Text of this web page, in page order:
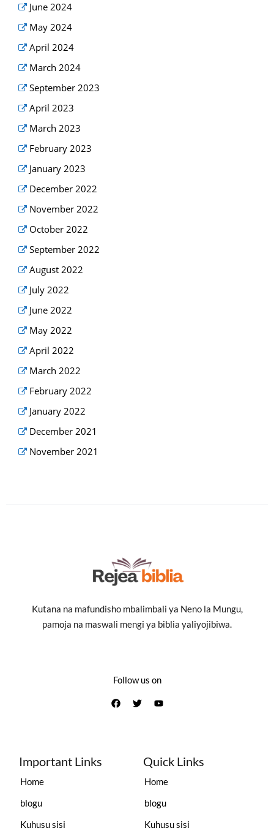
June 2024
May 2024
April 2024
March 2024
September 2023
April 2023
March 2023
February 2023
January 2023
December 2022
November 2022
October 2022
September 2022
August 2022
July 2022
June 2022
May 2022
April 2022
March 2022
February 2022
January 2022
December 2021
November 2021
Kutana na mafundisho mbalimbali ya Neno la Mungu,
pamoja na maswali mengi ya biblia yaliyojibiwa.
Follow us on
Important Links
Home
blogu
Kuhusu sisi
Quick Links
Home
blogu
Kuhusu sisi